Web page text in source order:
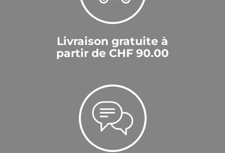
Livraison gratuite à
partir de CHF 90.00